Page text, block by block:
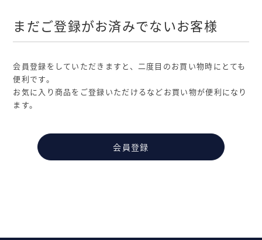
まだご登録がお済みでないお客様
会員登録をしていただきますと、二度目のお買い物時にとても
便利です。
お気に入り商品をご登録いただけるなどお買い物が便利になり
ます。
会員登録